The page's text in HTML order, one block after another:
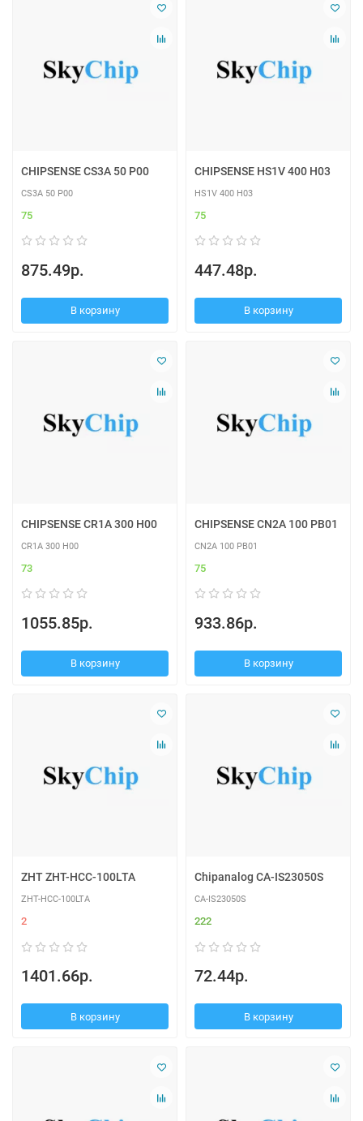
CHIPSENSE CS3A 50 P00
CS3A 50 P00
75
875.49р.
В корзину
CHIPSENSE HS1V 400 H03
HS1V 400 H03
75
447.48р.
В корзину
CHIPSENSE CR1A 300 H00
CR1A 300 H00
73
1055.85р.
В корзину
CHIPSENSE CN2A 100 PB01
CN2A 100 PB01
75
933.86р.
В корзину
ZHT ZHT-HCC-100LTA
ZHT-HCC-100LTA
2
1401.66р.
В корзину
Chipanalog CA-IS23050S
CA-IS23050S
222
72.44р.
В корзину